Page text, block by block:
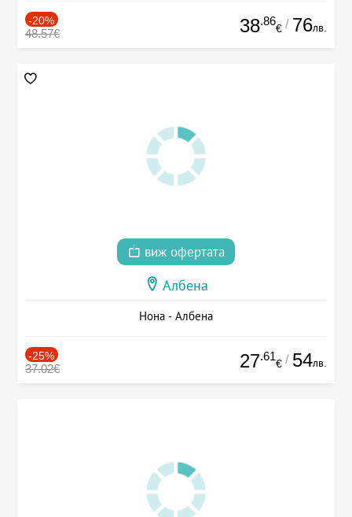
-20%
48.57€ 38.86
€ / 76лв.
виж офертата
Албена
Нона - Албена
-25%
37.02€ 27.61
€ / 54лв.